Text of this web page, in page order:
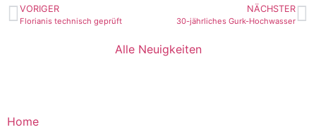
VORIGER
Florianis technisch geprüft
NÄCHSTER
30-jährliches Gurk-Hochwasser
Alle Neuigkeiten
Home